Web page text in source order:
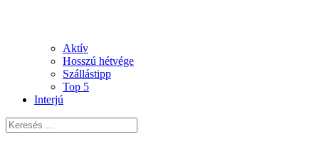
Aktív
Hosszú hétvége
Szállástipp
Top 5
Interjú